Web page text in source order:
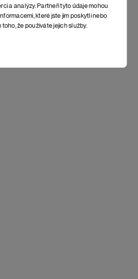
a analýzy. Partneři tyto údaje mohou
které jste jim poskytli nebo
že používáte jejich služby.